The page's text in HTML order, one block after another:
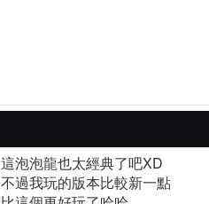
這泡泡龍也太經典了吧XD
不過我玩的版本比較新一點